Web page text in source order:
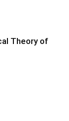
Theory of